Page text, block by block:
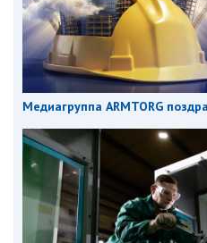
Медиагруппа ARMTORG